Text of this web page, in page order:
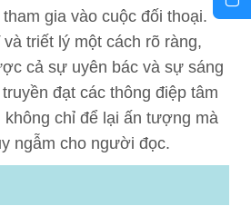
gia vào cuộc đối thoại.
triết lý một cách rõ ràng,
cả sự uyên bác và sự sáng
đạt các thông điệp tâm
không chỉ để lại ấn tượng mà
ngẫm cho người đọc.